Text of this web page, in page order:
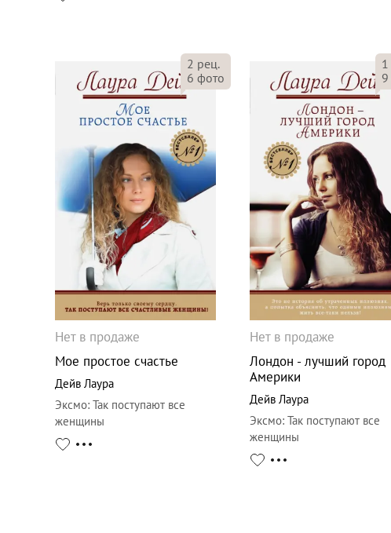
2 рец.
6 фото
Нет в продаже
Мое простое счастье
Дейв Лаура
Эксмо:Так поступают все
женщины
1
9
Нет в продаже
Лондон - лучший город
Америки
Дейв Лаура
Эксмо: Так поступают все
женщины